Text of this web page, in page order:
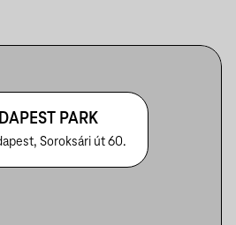
PARK
Soroksári út 60.